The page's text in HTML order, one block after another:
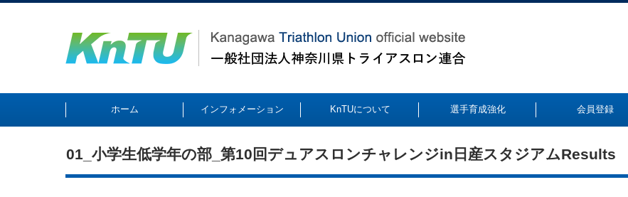
ホーム インフォメーション KnTUについて 選手育成強化 会員登録
01_小学生低学年の部_第10回デュアスロンチャレンジin日産スタジアムResults